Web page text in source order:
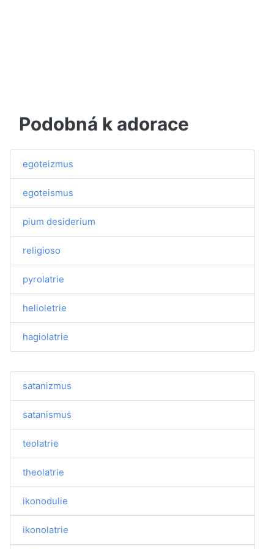
Podobná k adorace
egoteizmus
egoteismus
pium desiderium
religioso
pyrolatrie
helioletrie
hagiolatrie
satanizmus
satanismus
teolatrie
theolatrie
ikonodulie
ikonolatrie